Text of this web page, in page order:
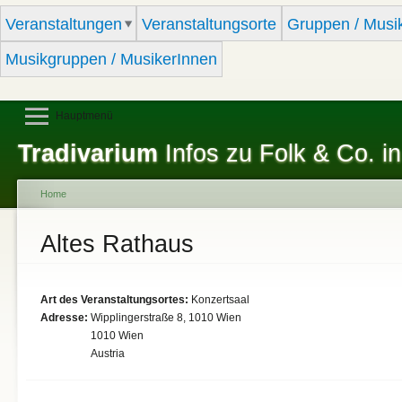
Veranstaltungen Veranstaltungsorte
Gruppen /
Musikgruppen / MusikerInnen
Tradivarium Infos zu Folk & Co.
Hauptmenü
You are here
Home
Altes Rathaus
Art des Veranstaltungsortes: Konzertsaal
Adresse: Wipplingerstraße 8, 1010 Wien
1010 Wien
Austria